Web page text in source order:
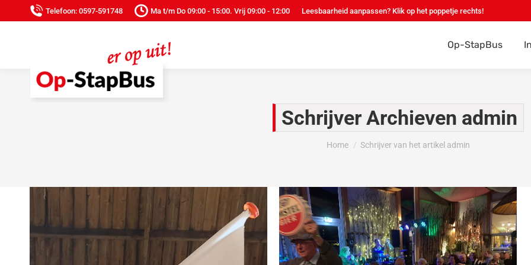
Telefoon: 0597-591748 Ma t/m Do 09:00 - 15:00. Vrij 09:00 - 12:00 Leesbaarheid aanpassen? Klik op het poppetje rechts!
Op-StapBus
Schrijver Archieven admin
Je bent hier:
Home Schrijver van het artikel admin